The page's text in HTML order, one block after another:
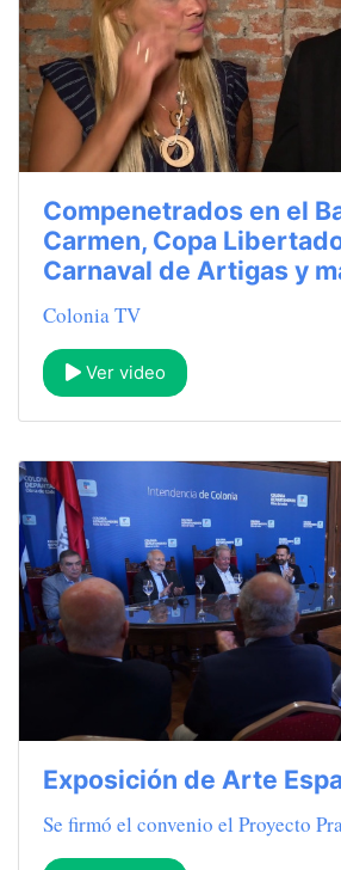
Compenetrados en el
Carmen, Copa
Carnaval de Artigas y
Colonia TV
Ver video
Exposición de Arte
Se firmó el convenio el Proyecto